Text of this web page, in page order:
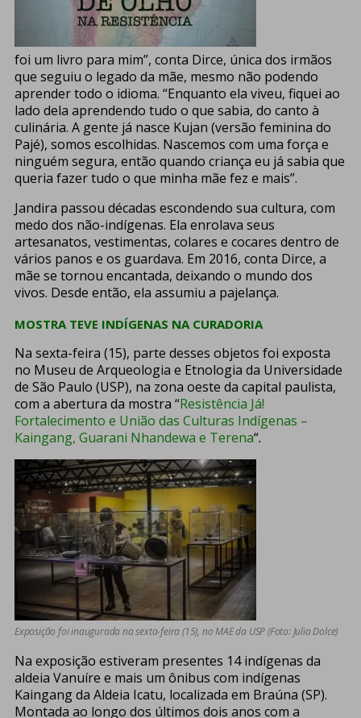
foi um livro para mim”, conta Dirce, única dos irmãos
que seguiu o legado da mãe, mesmo não podendo
aprender todo o idioma. “Enquanto ela viveu, fiquei ao
lado dela aprendendo tudo o que sabia, do canto à
culinária. A gente já nasce Kujan (versão feminina do
Pajé), somos escolhidas. Nascemos com uma força e
ninguém segura, então quando criança eu já sabia que
queria fazer tudo o que minha mãe fez e mais”.
Jandira passou décadas escondendo sua cultura, com
medo dos não-indígenas. Ela enrolava seus
artesanatos, vestimentas, colares e cocares dentro de
vários panos e os guardava. Em 2016, conta Dirce, a
mãe se tornou encantada, deixando o mundo dos
vivos. Desde então, ela assumiu a pajelança.
MOSTRA TEVE INDÍGENAS NA CURADORIA
Na sexta-feira (15), parte desses objetos foi exposta
no Museu de Arqueologia e Etnologia da Universidade
de São Paulo (USP), na zona oeste da capital paulista,
com a abertura da mostra “Resistência Já!
Fortalecimento e União das Culturas Indígenas –
Kaingang, Guarani Nhandewa e Terena“.
Exposição foi inaugurada na sexta-feira (15), no MAE da USP (Foto: Julia Dolce)
Na exposição estiveram presentes 14 indígenas da
aldeia Vanuíre e mais um ônibus com indígenas
Kaingang da Aldeia Icatu, localizada em Braúna (SP).
Montada ao longo dos últimos dois anos com a